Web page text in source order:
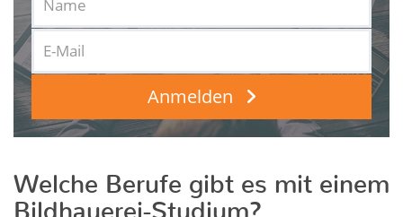
Anmelden
Welche Berufe gibt es mit einem
Bildhauerei-Studium?